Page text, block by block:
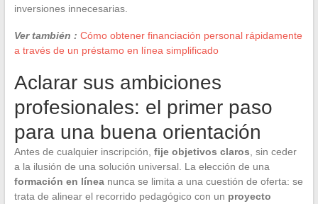
inversiones innecesarias.
Ver también : Cómo obtener financiación personal rápidamente
a través de un préstamo en línea simplificado
Aclarar sus ambiciones
profesionales: el primer paso
para una buena orientación
Antes de cualquier inscripción, fije objetivos claros , sin ceder
a la ilusión de una solución universal. La elección de una
formación en líneanunca se limita a una cuestión de oferta: se
trata de alinear el recorrido pedagógico con un proyecto